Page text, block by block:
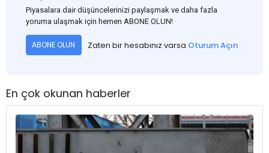
Piyasalara dair düşüncelerinizi paylaşmak ve daha fazla
yoruma ulaşmak için hemen ABONE OLUN!
ABONE OLUN Zaten bir hesabınız varsa Oturum Açın
En çok okunan haberler